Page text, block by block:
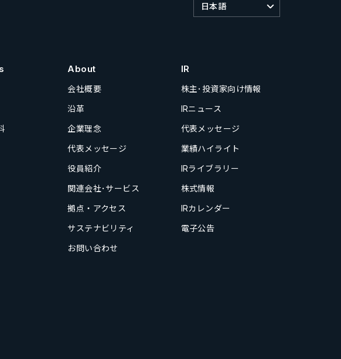
日本語
About
会社概要
沿革
企業理念
代表メッセージ
役員紹介
関連会社･サービス
拠点・アクセス
サステナビリティ
お問い合わせ
IR
株主･投資家向け情報
IRニュース
代表メッセージ
業績ハイライト
IRライブラリー
株式情報
IRカレンダー
電子公告